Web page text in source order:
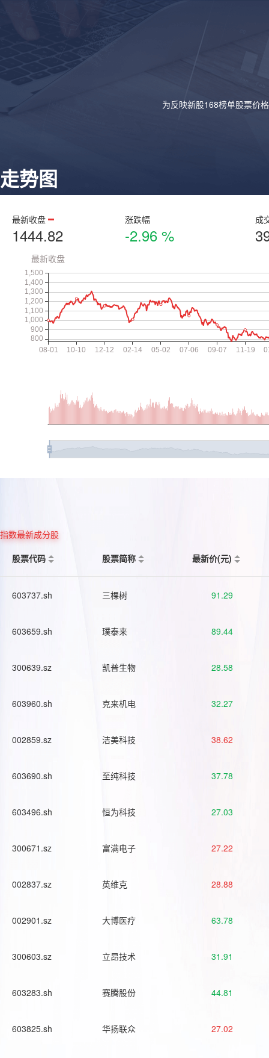
为反映新股168榜单股票价
走势图
最新收盘
1444.82
涨跌幅
-2.96 %
成
指数最新成分股
股票代码
股票简称 最新价(元)
603737.sh 三棵树 91.29
603659.sh 璞泰来 89.44
300639.sz 凯普生物 28.58
603960.sh 克来机电 32.27
002859.sz 洁美科技 38.62
603690.sh 至纯科技 37.78
603496.sh 恒为科技 27.03
300671.sz 富满电子 27.22
002837.sz 英维克 28.88
002901.sz 大博医疗 63.78
300603.sz 立昂技术 31.91
603283.sh 赛腾股份 44.81
603825.sh 华扬联众 27.02